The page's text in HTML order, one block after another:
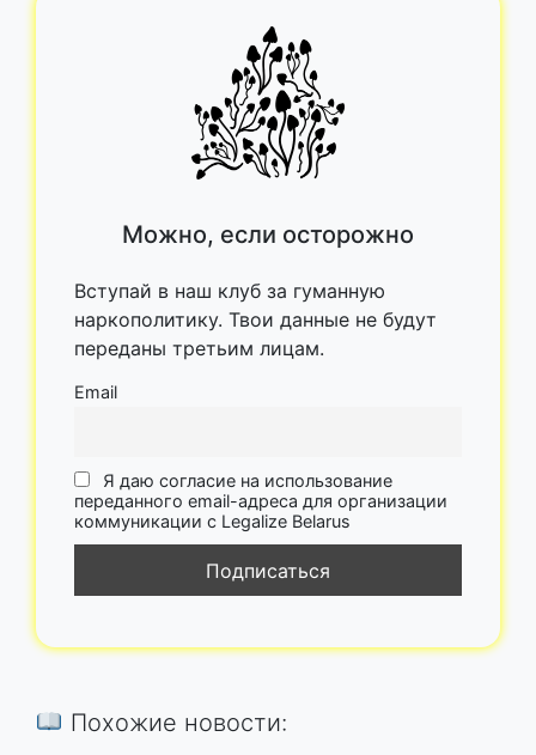
Можно, если осторожно
Вступай в наш клуб за гуманную
наркополитику. Твои данные не будут
переданы третьим лицам.
Email
Я даю согласие на использование
переданного email-адреса для организации
коммуникации с Legalize Belarus
Похожие новости: